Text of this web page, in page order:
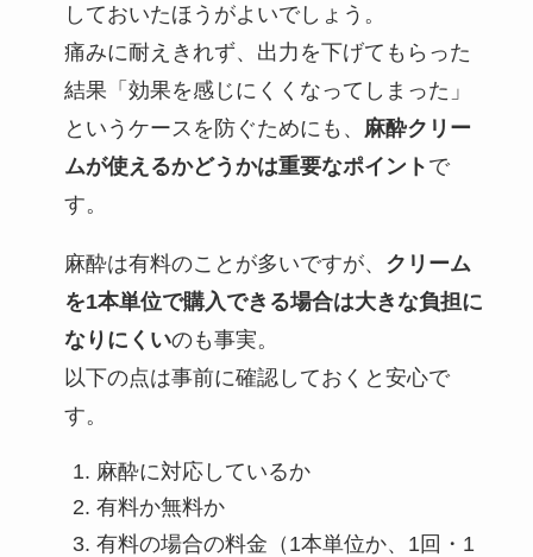
しておいたほうがよいでしょう。
痛みに耐えきれず、出力を下げてもらった
結果「効果を感じにくくなってしまった」
というケースを防ぐためにも、 麻酔クリー
ムが使えるかどうかは重要なポイント で
す。
麻酔は有料のことが多いですが、 クリーム
を1本単位で購入できる場合は大きな負担に
なりにくいのも事実。
以下の点は事前に確認しておくと安心で
す。
麻酔に対応しているか
有料か無料か
有料の場合の料金（1本単位か、1回・1